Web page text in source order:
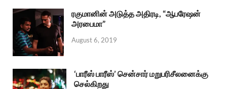
ரகுமானின் அடுத்த அதிரடி, “ஆபரேஷன்
அரபைமா”
August 6, 2019
‘பாரீஸ் பாரீஸ்’ சென்சார் மறுபரிசீலனைக்கு
செல்கிறது